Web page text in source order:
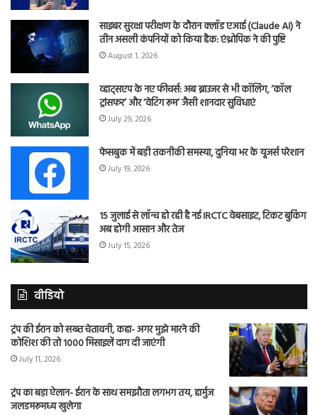
साइबर सुरक्षा परीक्षण के दौरान क्लॉड एआई (Claude AI) ने
तीन असली कंपनियों को किया हैक: एंथ्रोपिक ने की पुष्टि
August 1, 2026
व्हाट्सएप के नए फीचर्स: अब ब्राउजर से भी कॉलिंग, ‘कॉल
ट्रांसफर’ और ‘वेटिंग रूम’ जैसी शानदार सुविधाएं
July 29, 2026
फेसबुक में बड़ी तकनीकी समस्या, दुनिया भर के यूजर्स परेशान
July 19, 2026
15 जुलाई से लॉन्च हो रही है नई IRCTC वेबसाइट, टिकट बुकिंग
अब होगी आसान और तेज
July 15, 2026
वीडियो
ट्रंप की ईरान को सख्त चेतावनी, कहा- अगर मुझे मारने की
कोशिश की तो 1000 मिसाइलें दाग दी जाएंगी
July 11, 2026
ट्रंप का बड़ा ऐलान- ईरान के साथ समझौता लगभग तय, हार्मुज
जलडमरूमध्य खुलेगा